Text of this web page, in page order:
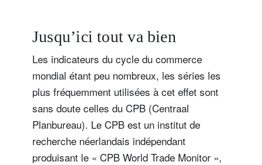
Jusqu’ici tout va bien
Les indicateurs du cycle du commerce
mondial étant peu nombreux, les séries les
plus fréquemment utilisées à cet effet sont
sans doute celles du CPB (Centraal
Planbureau). Le CPB est un institut de
recherche néerlandais indépendant
produisant le « CPB World Trade Monitor »,